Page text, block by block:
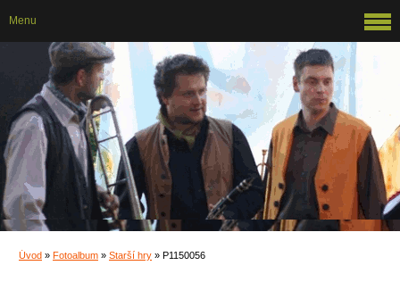
Úvod » Fotoalbum » Starší hry » P1150056
Menu